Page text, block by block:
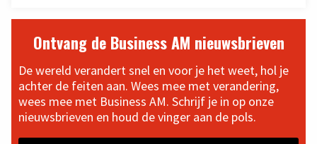
Ontvang de Business AM nieuwsbrieven
De wereld verandert snel en voor je het weet, hol je
achter de feiten aan. Wees mee met verandering,
wees mee met Business AM. Schrijf je in op onze
nieuwsbrieven en houd de vinger aan de pols.